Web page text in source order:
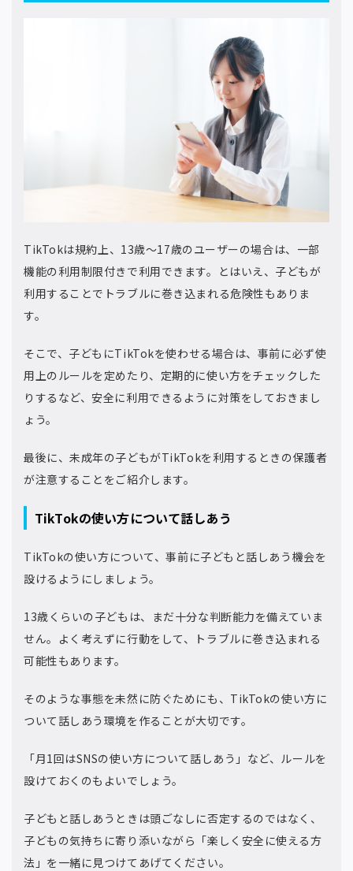
TikTokは規約上、13歳～17歳のユーザーの場合は、一部
機能の利用制限付きで利用できます。とはいえ、子どもが
利用することでトラブルに巻き込まれる危険性もありま
す。
そこで、子どもにTikTokを使わせる場合は、事前に必ず使
用上のルールを定めたり、定期的に使い方をチェックした
りするなど、安全に利用できるように対策をしておきまし
ょう。
最後に、未成年の子どもがTikTokを利用するときの保護者
が注意することをご紹介します。
TikTokの使い方について話しあう
TikTokの使い方について、事前に子どもと話しあう機会を
設けるようにしましょう。
13歳くらいの子どもは、まだ十分な判断能力を備えていま
せん。よく考えずに行動をして、トラブルに巻き込まれる
可能性もあります。
そのような事態を未然に防ぐためにも、TikTokの使い方に
ついて話しあう環境を作ることが大切です。
「月1回はSNSの使い方について話しあう」など、ルールを
設けておくのもよいでしょう。
子どもと話しあうときは頭ごなしに否定するのではなく、
子どもの気持ちに寄り添いながら「楽しく安全に使える方
法」を一緒に見つけてあげてください。